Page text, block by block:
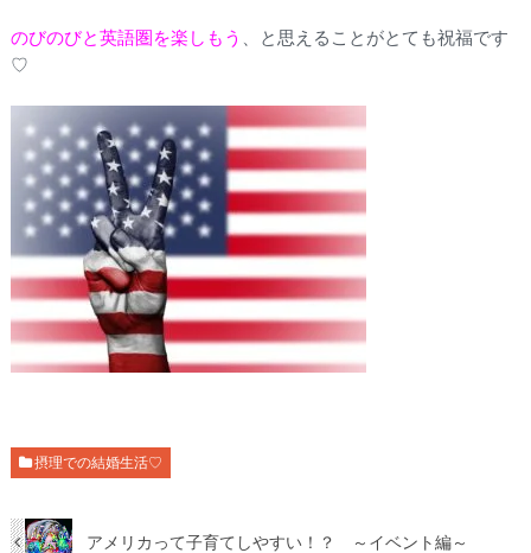
のびのびと英語圏を楽しもう
、と思えることがとても祝福です
♡
摂理での結婚生活♡
アメリカって子育てしやすい！？ ～イベント編～